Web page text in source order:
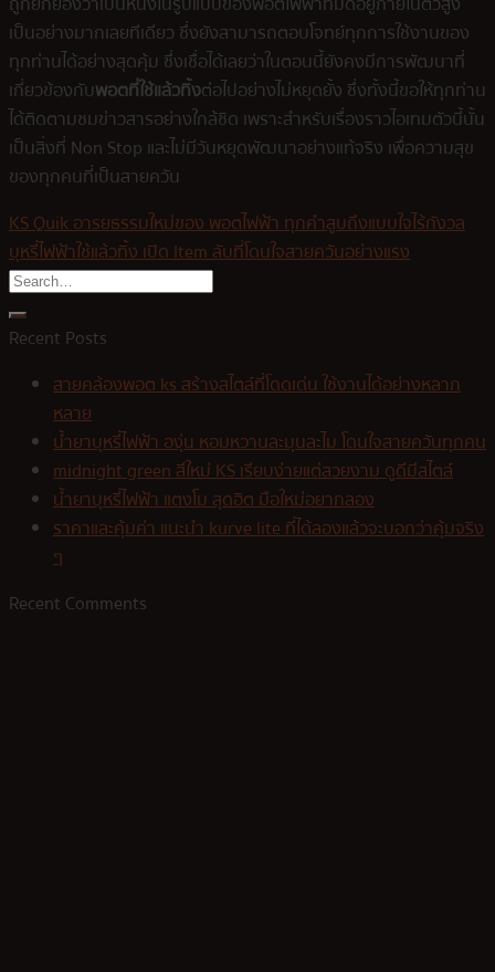
เป็นอย่างมากเลยทีเดียว ซึ่งยังสามารถตอบโจทย์ทุกการใช้งานของ
ทุกท่านได้อย่างสุดคุ้ม ซึ่งเชื่อได้เลยว่าในตอนนี้ยังคงมีการพัฒนาที่
เกี่ยวข้องกับพอตที่ใช้แล้วทิ้งต่อไปอย่างไม่หยุดยั้ง ซึ่งทั้งนี้ขอให้ทุกท่าน
ได้ติดตามชมข่าวสารอย่างใกล้ชิด เพราะสำหรับเรื่องราวไอเทมตัวนี้นั้น
เป็นสิ่งที่ Non Stop และไม่มีวันหยุดพัฒนาอย่างแท้จริง เพื่อความสุข
ของทุกคนที่เป็นสายควัน
KS Quik อารยธรรมใหม่ของ พอตไฟฟ้า ทุกคำสูบถึงแบบใจไร้กังวล
บุหรี่ไฟฟ้าใช้แล้วทิ้ง เปิด Item ลับที่โดนใจสายควันอย่างแรง
Recent Posts
สายคล้องพอต ks สร้างสไตล์ที่โดดเด่น ใช้งานได้อย่างหลาก
หลาย
น้ำยาบุหรี่ไฟฟ้า องุ่น หอมหวานละมุนละไม โดนใจสายควันทุกคน
midnight green สีใหม่ KS เรียบง่ายแต่สวยงาม ดูดีมีสไตล์
น้ำยาบุหรี่ไฟฟ้า แตงโม สุดฮิต มือใหม่อยากลอง
ราคาและคุ้มค่า แนะนำ kurve lite ที่ได้ลองแล้วจะบอกว่าคุ้มจริง
ๆ
Recent Comments